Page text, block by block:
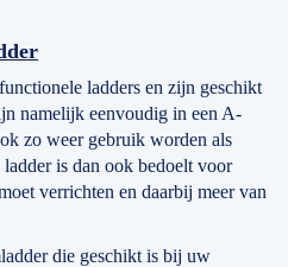
ladders en zijn geschikt
namelijk eenvoudig in een A-
zo weer gebruik worden als
is dan ook bedoelt voor
verrichten en daarbij meer van
die geschikt is bij uw